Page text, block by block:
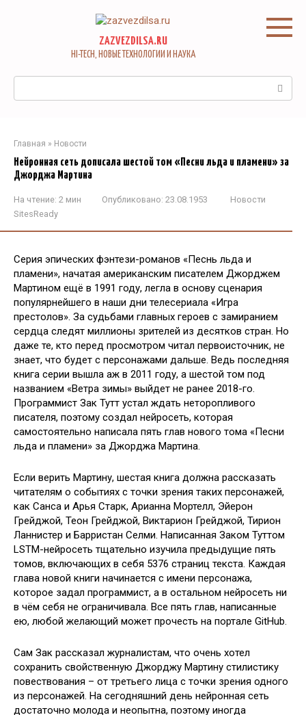
ZAZVEZDILSA.RU
HI-TECH, НОВЫЕ ТЕХНОЛОГИИ И НАУКА
Главная » Новости
Нейронная сеть дописала шестой том «Песни льда и пламени» за
Джорджа Мартина
На чтение: 2 мин Опубликовано: 23.08.1953
Новости
SitesReady
Серия эпических фэнтези-романов «Песнь льда и
пламени», начатая американским писателем Джорджем
Мартином ещё в 1991 году, легла в основу сценария
популярнейшего в наши дни телесериала «Игра
престолов». За судьбами главных героев с замиранием
сердца следят миллионы зрителей из десятков стран. Но
даже те, кто перед просмотром читал первоисточник, не
знает, что будет с персонажами дальше. Ведь последняя
книга серии вышла аж в 2011 году, а шестой том под
названием «Ветра зимы» выйдет не ранее 2018-го.
Программист Зак Тутт устал ждать неторопливого
писателя, поэтому создал нейросеть, которая
самостоятельно написала пять глав нового тома «Песни
льда и пламени» за Джорджа Мартина.
Если верить Мартину, шестая книга должна рассказать
читателям о событиях с точки зрения таких персонажей,
как Санса и Арья Старк, Арианна Мортелл, Эйерон
Грейджой, Теон Грейджой, Виктарион Грейджой, Тирион
Ланнистер и Барристан Селми. Написанная Заком Туттом
LSTM-нейросеть тщательно изучила предыдущие пять
томов, включающих в себя 5376 страниц текста. Каждая
глава новой книги начинается с имени персонажа,
которое задал программист, а в остальном нейросеть ни
в чём себя не ограничивала. Все пять глав, написанные
ею, любой желающий может прочесть на портале GitHub.
Сам Зак рассказал журналистам, что очень хотел
сохранить свойственную Джорджу Мартину стилистику
повествования – от третьего лица с точки зрения одного
из персонажей. На сегодняшний день нейронная сеть
достаточно молода и неопытна, поэтому иногда